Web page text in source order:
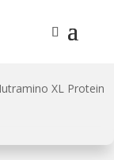
XL Protein